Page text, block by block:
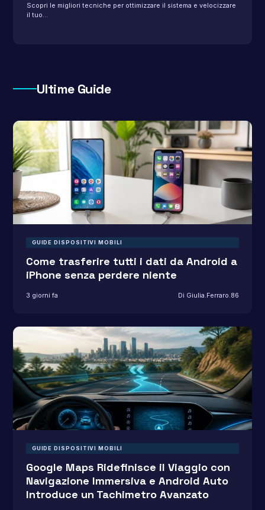
Scopri le migliori tecniche per ottimizzare il sistema e velocizzare
il tuo…
Ultime Guide
GUIDE DISPOSITIVI MOBILI
Come trasferire tutti i dati da Android a
iPhone senza perdere niente
3 giorni fa Di Giulia.Ferraro.86
GUIDE DISPOSITIVI MOBILI
Google Maps Ridefinisce il Viaggio con
Navigazione Immersiva e Android Auto
Introduce un Tachimetro Avanzato